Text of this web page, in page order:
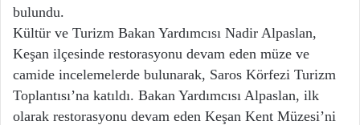
bulundu.
Kültür ve Turizm Bakan Yardımcısı Nadir Alpaslan,
Keşan ilçesinde restorasyonu devam eden müze ve
camide incelemelerde bulunarak, Saros Körfezi Turizm
Toplantısı’na katıldı. Bakan Yardımcısı Alpaslan, ilk
olarak restorasyonu devam eden Keşan Kent Müzesi’ni